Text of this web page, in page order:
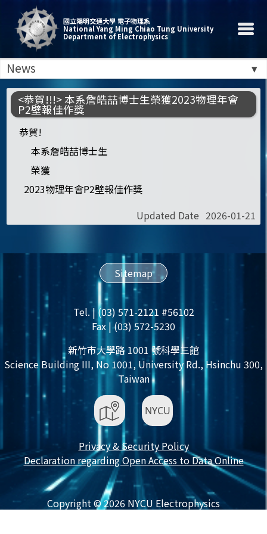
國立陽明交通大學 電子物理系
National Yang Ming Chiao Tung University
Department of Electrophysics
News
<恭賀!!!> 本系詹皓喆博士生榮獲2023物理年會
P2壁報佳作獎
Updated Date 2026-01-21
恭賀!
本系詹皓喆博士生
榮獲
2023物理年會P2壁報佳作獎
Sitemap
Tel. | (03) 571-2121 #56102
Fax | (03) 572-5230
新竹市大學路 1001 號科學三館
Science Building III, No 1001, University Rd., Hsinchu 300,
Taiwan
Privacy & Security Policy
Declaration regarding Open Access to Data Online
Copyright © 2026 NYCU Electrophysics